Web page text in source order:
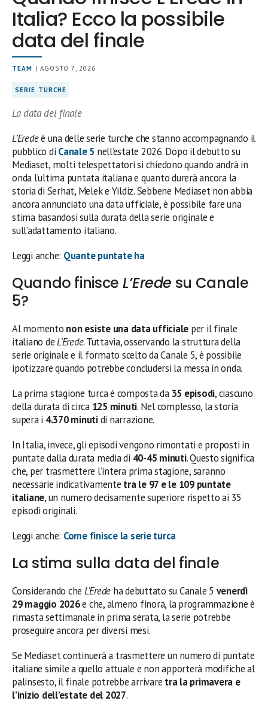
Italia? Ecco la possibile
data del finale
TEAM | AGOSTO 7, 2026
SERIE TURCHE
La data del finale
L’Eredeè una delle serie turche che stanno accompagnando il
pubblico di Canale 5 nell’estate 2026. Dopo il debutto su
Mediaset, molti telespettatori si chiedono quando andrà in
onda l’ultima puntata italiana e quanto durerà ancora la
storia di Serhat, Melek e Yildiz. Sebbene Mediaset non abbia
ancora annunciato una data ufficiale, è possibile fare una
stima basandosi sulla durata della serie originale e
sull’adattamento italiano.
Leggi anche: Quante puntate ha
Quando finisce L’Erede su Canale
5?
Al momento non esiste una data ufficiale per il finale
italiano deL’Erede. Tuttavia, osservando la struttura della
serie originale e il formato scelto da Canale 5, è possibile
ipotizzare quando potrebbe concludersi la messa in onda.
La prima stagione turca è composta da 35 episodi, ciascuno
della durata di circa 125 minuti. Nel complesso, la storia
supera i 4.370 minutidi narrazione.
In Italia, invece, gli episodi vengono rimontati e proposti in
puntate dalla durata media di 40-45 minuti. Questo significa
che, per trasmettere l’intera prima stagione, saranno
necessarie indicativamente tra le 97 e le 109 puntate
italiane, un numero decisamente superiore rispetto ai 35
episodi originali.
Leggi anche: Come finisce la serie turca
La stima sulla data del finale
Considerando che L’Erede ha debuttato su Canale 5 venerdì
29 maggio 2026e che, almeno finora, la programmazione è
rimasta settimanale in prima serata, la serie potrebbe
proseguire ancora per diversi mesi.
Se Mediaset continuerà a trasmettere un numero di puntate
italiane simile a quello attuale e non apporterà modifiche al
palinsesto, il finale potrebbe arrivare tra la primavera e
l’inizio dell’estate del 2027.